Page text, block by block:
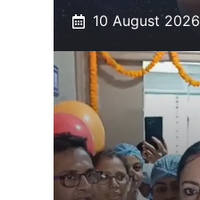
10 August 2026